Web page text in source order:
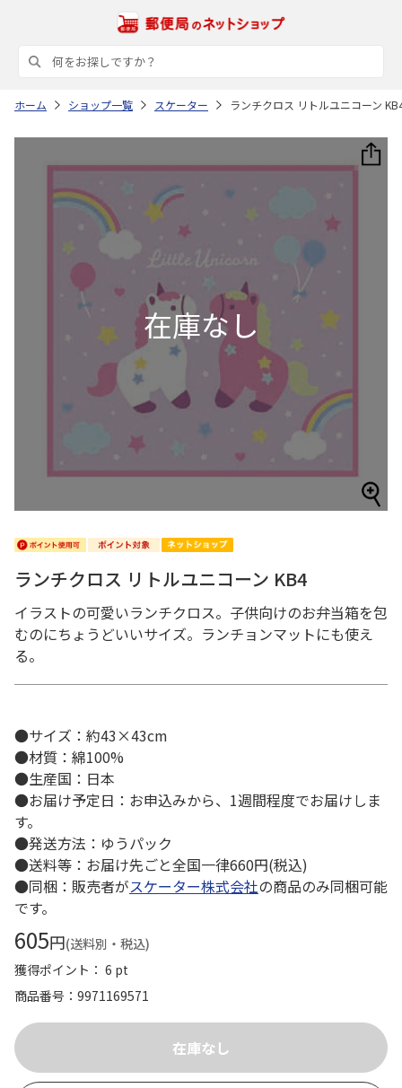
ホーム ショップ一覧 スケーター ランチクロス リトルユニコーン
ランチクロス リトルユニコーン KB4
イラストの可愛いランチクロス。子供向けのお弁当箱を包
むのにちょうどいいサイズ。ランチョンマットにも使え
る。
●サイズ：約43×43cm
●材質：綿100%
●生産国：日本
●お届け予定日：お申込みから、1週間程度でお届けしま
す。
●発送方法：ゆうパック
●送料等：お届け先ごと全国一律660円(税込)
●同梱：販売者がスケーター株式会社の商品のみ同梱可能
です。
605円(送料別・税込)
獲得ポイント： 6 pt
商品番号
9971169571